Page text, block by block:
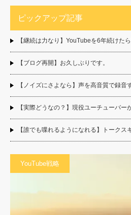
ピックアップ記事
【継続は力なり】YouTubeを6年続けた
【ブログ再開】お久しぶりです。
【ノイズにさよなら】声を高音質で録音
【実際どうなの？】現役ユーチューバー
【誰でも喋れるようになれる】トークス
YouTube戦略